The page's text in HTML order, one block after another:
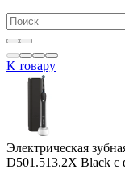
К товару
Электрическая
D501.513.2X Black c